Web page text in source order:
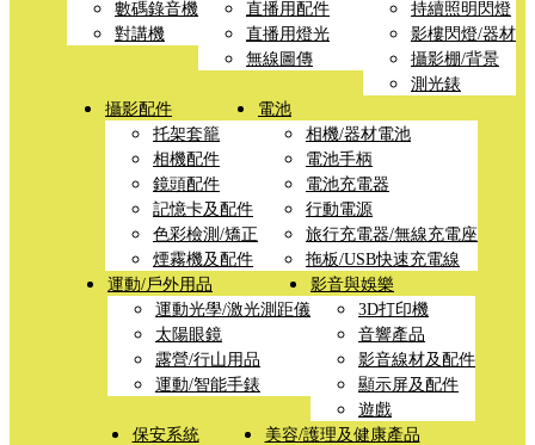
數碼錄音機
對講機
直播用配件
直播用燈光
無線圖傳
持續照明閃燈
影樓閃燈/器材
攝影棚/背景
測光錶
攝影配件
托架套籠
相機配件
鏡頭配件
記憶卡及配件
色彩檢測/矯正
煙霧機及配件
電池
相機/器材電池
電池手柄
電池充電器
行動電源
旅行充電器/無線充電座
拖板/USB快速充電線
運動/戶外用品
運動光學/激光測距儀
太陽眼鏡
露營/行山用品
運動/智能手錶
影音與娛樂
3D打印機
音響產品
影音線材及配件
顯示屏及配件
遊戲
保安系統
美容/護理及健康產品